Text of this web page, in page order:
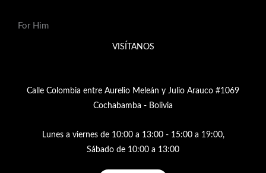
For Him
VISÍTANOS
Calle Colombia entre Aurelio Meleán y Julio Arauco #1069
Cochabamba - Bolivia
Lunes a viernes de 10:00 a 13:00 - 15:00 a 19:00,
Sábado de 10:00 a 13:00